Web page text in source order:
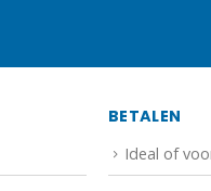
BETALEN
Ideal of